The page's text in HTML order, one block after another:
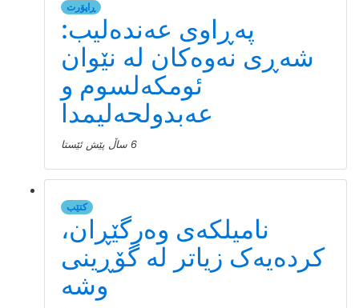
ڕاپۆرت
پەڕاوی عەندەلیب:
شەڕی نەوەکان لە نێوان
ئومکەلسوم و
عەبدولحەلیمدا
6 ساڵ پێش ئێستا
کتێب
نامیلكه‌ی وەرگێڕان،
کردەیەک زیاتر لە گۆڕینی
وشە